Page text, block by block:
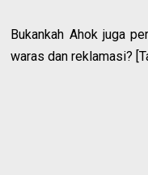
Bukankah Ahok juga
waras dan reklamasi?